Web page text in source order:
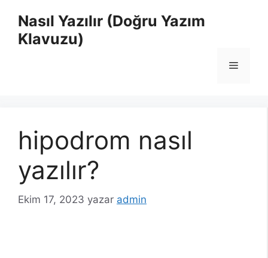
Nasıl Yazılır (Doğru Yazım
Klavuzu)
Menü
hipodrom nasıl
yazılır?
Ekim 17, 2023 yazar admin